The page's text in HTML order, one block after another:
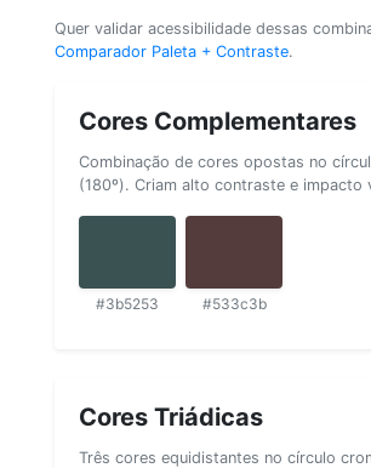
Quer validar acessibilidade dessas
Comparador Paleta + Contraste.
Cores Complementares
Combinação de cores opostas no
(180º). Criam alto contraste e impacto
#3b5253 #533c3b
Cores Triádicas
Três cores equidistantes no círculo